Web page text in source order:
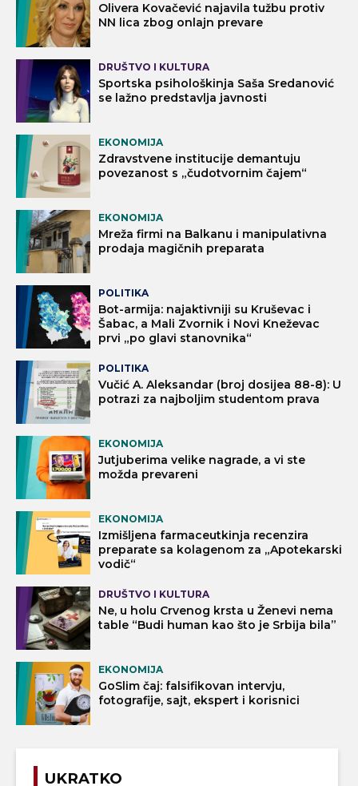
Olivera Kovačević najavila tužbu protiv
NN lica zbog onlajn prevare
DRUŠTVO I KULTURA
Sportska psihološkinja Saša Sredanović
se lažno predstavlja javnosti
EKONOMIJA
Zdravstvene institucije demantuju
povezanost s „čudotvornim čajem“
EKONOMIJA
Mreža firmi na Balkanu i manipulativna
prodaja magičnih preparata
POLITIKA
Bot-armija: najaktivniji su Kruševac i
Šabac, a Mali Zvornik i Novi Kneževac
prvi „po glavi stanovnika“
POLITIKA
Vučić A. Aleksandar (broj dosijea 88-8): U
potrazi za najboljim studentom prava
EKONOMIJA
Jutjuberima velike nagrade, a vi ste
možda prevareni
EKONOMIJA
Izmišljena farmaceutkinja recenzira
preparate sa kolagenom za „Apotekarski
vodič“
DRUŠTVO I KULTURA
Ne, u holu Crvenog krsta u Ženevi nema
table “Budi human kao što je Srbija bila”
EKONOMIJA
GoSlim čaj: falsifikovan intervju,
fotografije, sajt, ekspert i korisnici
UKRATKO